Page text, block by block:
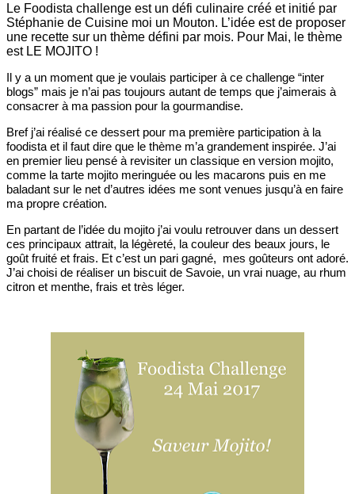
Le Foodista challenge est un défi culinaire créé et initié par
Stéphanie de Cuisine moi un Mouton. L’idée est de proposer
une recette sur un thème défini par mois. Pour Mai, le thème
est LE MOJITO !
Il y a un moment que je voulais participer à ce challenge “inter
blogs” mais je n’ai pas toujours autant de temps que j’aimerais à
consacrer à ma passion pour la gourmandise.
Bref j’ai réalisé ce dessert pour ma première participation à la
foodista et il faut dire que le thème m’a grandement inspirée. J’ai
en premier lieu pensé à revisiter un classique en version mojito,
comme la tarte mojito meringuée ou les macarons puis en me
baladant sur le net d’autres idées me sont venues jusqu’à en faire
ma propre création.
En partant de l’idée du mojito j’ai voulu retrouver dans un dessert
ces principaux attrait, la légèreté, la couleur des beaux jours, le
goût fruité et frais. Et c’est un pari gagné, mes goûteurs ont adoré.
J’ai choisi de réaliser un biscuit de Savoie, un vrai nuage, au rhum
citron et menthe, frais et très léger.